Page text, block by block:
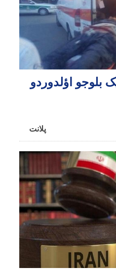
بلوجو اؤلدوردو
پلانت